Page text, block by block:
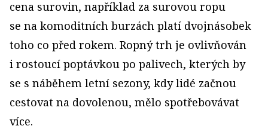
cena surovin, například za surovou ropu
se na komoditních burzách platí dvojnásobek
toho co před rokem. Ropný trh je ovlivňován
i rostoucí poptávkou po palivech, kterých by
se s náběhem letní sezony, kdy lidé začnou
cestovat na dovolenou, mělo spotřebovávat
více.